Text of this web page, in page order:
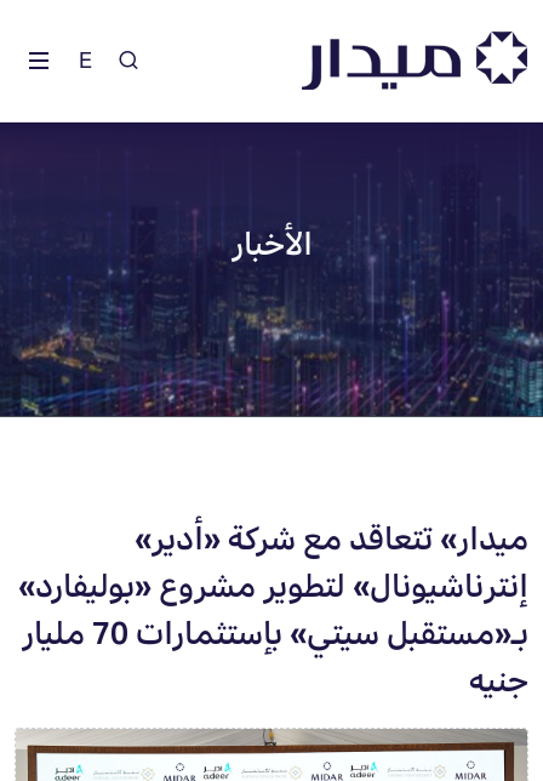
E
الأخبار
«ميدار» تتعاقد مع شركة «أدير
إنترناشيونال» لتطوير مشروع «بوليفارد»
بـ«مستقبل سيتي» بإستثمارات 70 مليار
جنيه